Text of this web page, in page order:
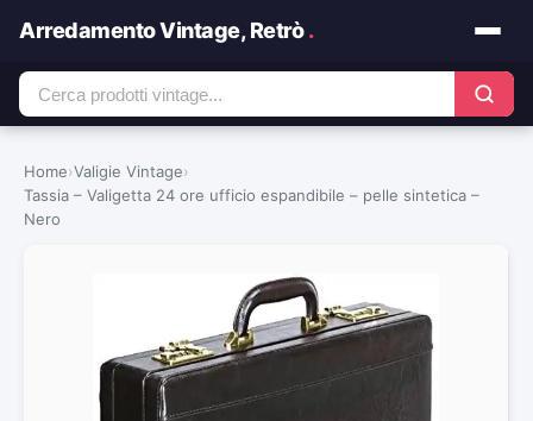
Arredamento Vintage, Retrò.
Home›Valigie Vintage›
Tassia – Valigetta 24 ore ufficio espandibile – pelle sintetica –
Nero